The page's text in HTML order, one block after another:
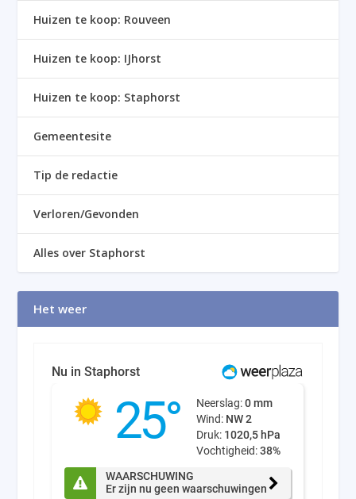
Huizen te koop: Rouveen
Huizen te koop: IJhorst
Huizen te koop: Staphorst
Gemeentesite
Tip de redactie
Verloren/Gevonden
Alles over Staphorst
Het weer